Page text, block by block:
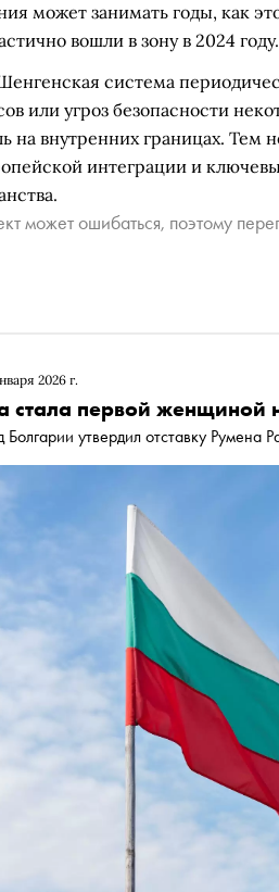
может занимать годы, как
вошли в зону в 2024 году.
система
или угроз безопасности
на внутренних границах. Тем
интеграции и
может ошибаться, поэтому
2026 г.
стала первой женщиной
утвердил отставку Румена